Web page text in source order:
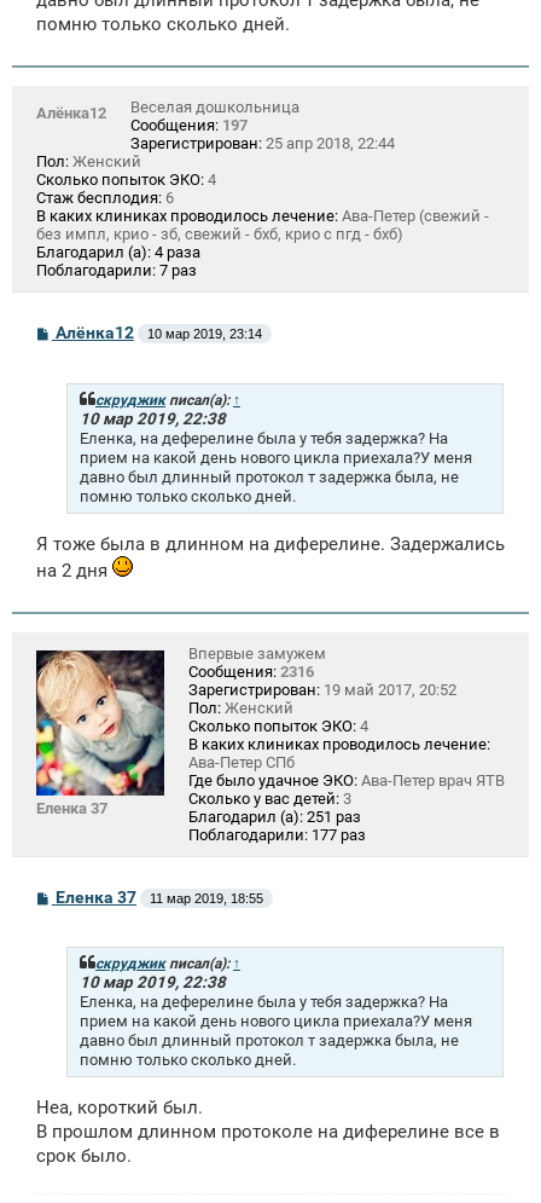
н
и
помню только сколько дней.
Алёнка12
Веселая дошкольница
Сообщения: 197
Зарегистрирован: 25 апр 2018, 22:44
Пол: Женский
Сколько попыток ЭКО: 4
Стаж бесплодия: 6
В каких клиниках проводилось лечение: Ава-Петер (свежий -
без импл, крио - зб, свежий - бхб, крио с пгд - бхб)
Благодарил (а): 4 раза
Поблагодарили: 7 раз
С
Алёнка12 10 мар 2019, 23:14
скруджикписал(а): ↑
10 мар 2019, 22:38
Еленка, на деферелине была у тебя задержка? На
прием на какой день нового цикла приехала?У меня
давно был длинный протокол т задержка была, не
помню только сколько дней.
Я тоже была в длинном на диферелине. Задержались
на 2 дня
Еленка 37
Впервые замужем
Сообщения: 2316
Зарегистрирован: 19 май 2017, 20:52
Пол: Женский
Сколько попыток ЭКО: 4
В каких клиниках проводилось лечение:
Ава-Петер СПб
Где было удачное ЭКО: Ава-Петер врач ЯТВ
Сколько у вас детей: 3
Благодарил (а): 251 раз
Поблагодарили: 177 раз
С
о
Еленка 37 11 мар 2019, 18:55
скруджикписал(а): ↑
10 мар 2019, 22:38
Еленка, на деферелине была у тебя задержка? На
прием на какой день нового цикла приехала?У меня
давно был длинный протокол т задержка была, не
помню только сколько дней.
Неа, короткий был.
В прошлом длинном протоколе на диферелине все в
срок было.